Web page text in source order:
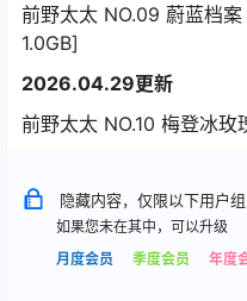
前野太太 NO.09 蔚蓝档
1.0GB]
2026.04.29更新
前野太太 NO.10 梅登冰
隐藏内容，仅限以下用户
如果您未在其中，可以升级
月度会员
季度会员 年度